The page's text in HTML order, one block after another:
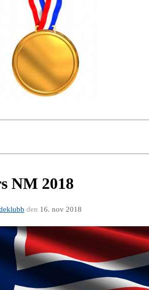
NM 2018
den 16. nov 2018